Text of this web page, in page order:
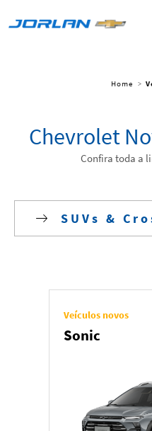
Home
Chevrolet
Confira toda a
Elétricos
SUVs &
Veículos novos
Sonic